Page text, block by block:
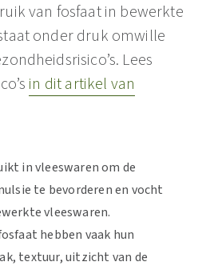
van fosfaat in bewerkte
onder druk omwille
Lees
in dit artikel van
in vleeswaren om de
te bevorderen en vocht
vleeswaren.
hebben vaak hun
textuur, uitzicht van de